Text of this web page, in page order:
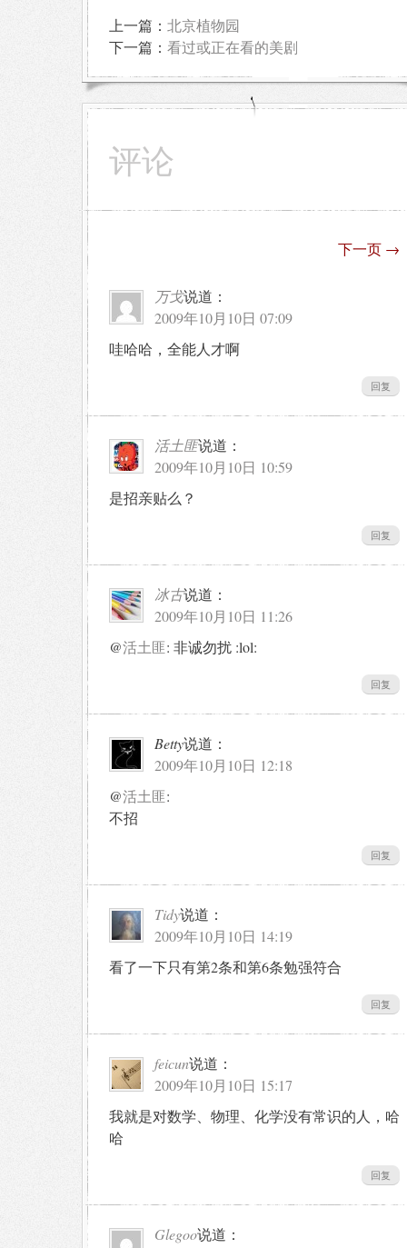
上一篇： 北京植物园
下一篇： 看过或正在看的美剧
评论
下一页 →
万戈说道：
2009年10月10日 07:09
哇哈哈，全能人才啊
回复
活土匪说道：
2009年10月10日 10:59
是招亲贴么？
回复
冰古说道：
2009年10月10日 11:26
@活土匪: 非诚勿扰 :lol:
回复
Betty说道：
2009年10月10日 12:18
@活土匪:
不招
回复
Tidy说道：
2009年10月10日 14:19
看了一下只有第2条和第6条勉强符合
回复
feicun说道：
2009年10月10日 15:17
我就是对数学、物理、化学没有常识的人，哈
哈
回复
Glegoo说道：